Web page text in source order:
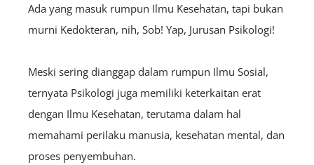
Ada yang masuk rumpun Ilmu Kesehatan, tapi bukan
murni Kedokteran, nih, Sob! Yap, Jurusan Psikologi!
Meski sering dianggap dalam rumpun Ilmu Sosial,
ternyata Psikologi juga memiliki keterkaitan erat
dengan Ilmu Kesehatan, terutama dalam hal
memahami perilaku manusia, kesehatan mental, dan
proses penyembuhan.